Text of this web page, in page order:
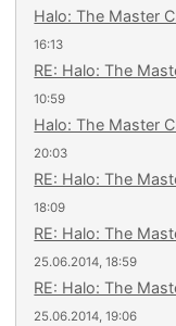
Halo: The Master
16:13
RE: Halo: The
10:59
Halo: The Master
20:03
RE: Halo: The
18:09
RE: Halo: The
25.06.2014, 18:59
RE: Halo: The
25.06.2014, 19:06